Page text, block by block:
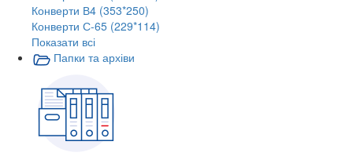
Конверти В4 (353*250)
Конверти С-65 (229*114)
Показати всі
Папки та архіви